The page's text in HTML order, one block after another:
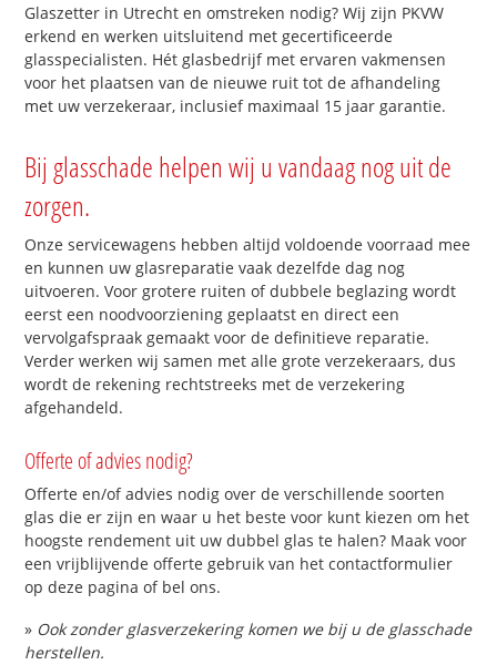
Glaszetter in Utrecht en omstreken nodig? Wij zijn PKVW
erkend en werken uitsluitend met gecertificeerde
glasspecialisten. Hét glasbedrijf met ervaren vakmensen
voor het plaatsen van de nieuwe ruit tot de afhandeling
met uw verzekeraar, inclusief maximaal 15 jaar garantie.
Bij glasschade helpen wij u vandaag nog uit de
zorgen.
Onze servicewagens hebben altijd voldoende voorraad mee
en kunnen uw glasreparatie vaak dezelfde dag nog
uitvoeren. Voor grotere ruiten of dubbele beglazing wordt
eerst een noodvoorziening geplaatst en direct een
vervolgafspraak gemaakt voor de definitieve reparatie.
Verder werken wij samen met alle grote verzekeraars, dus
wordt de rekening rechtstreeks met de verzekering
afgehandeld.
Offerte of advies nodig?
Offerte en/of advies nodig over de verschillende soorten
glas die er zijn en waar u het beste voor kunt kiezen om het
hoogste rendement uit uw dubbel glas te halen? Maak voor
een vrijblijvende offerte gebruik van het contactformulier
op deze pagina of bel ons.
» Ook zonder glasverzekering komen we bij u de glasschade
herstellen.